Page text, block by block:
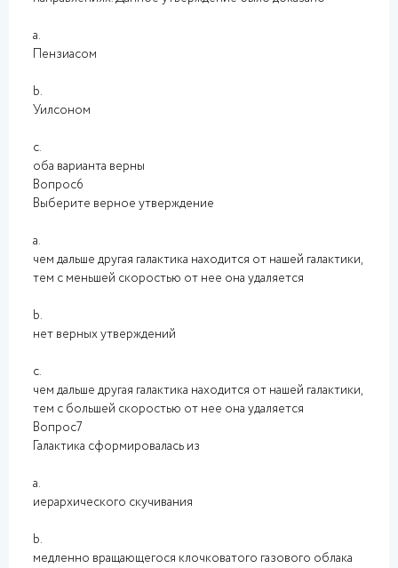
a.
Пензиасом
b.
Уилсоном
c.
оба варианта верны
Вопрос6
Выберите верное утверждение
a.
чем дальше другая галактика находится от нашей галактики,
тем с меньшей скоростью от нее она удаляется
b.
нет верных утверждений
c.
чем дальше другая галактика находится от нашей галактики,
тем с большей скоростью от нее она удаляется
Вопрос7
Галактика сформировалась из
a.
иерархического скучивания
b.
медленно вращающегося клочковатого газового облака